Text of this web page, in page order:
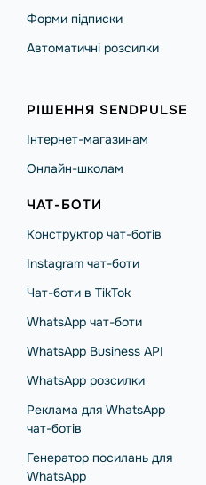
Форми підписки
Автоматичні розсилки
РІШЕННЯ SENDPULSE
Інтернет-магазинам
Онлайн-школам
ЧАТ-БОТИ
Конструктор чат-ботів
Instagram чат-боти
Чат-боти в TikTok
WhatsApp чат-боти
WhatsApp Business API
WhatsApp розсилки
Реклама для WhatsApp
чат-ботів
Генератор посилань для
WhatsApp